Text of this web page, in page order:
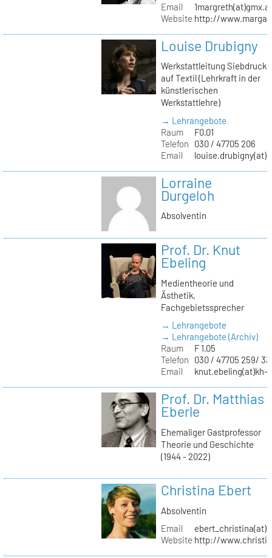
Email
Website http://
Louise Drubigny
Werkstattleitung Siebdruck
auf Textil (Lehrkraft in der
künstlerischen
Werkstattlehre)
→ Lehrangebote
Raum
F0.01
Telefon
030 / 47705 206
Email
Lorraine
Durgeloh
Absolventin
Prof. Dr. Knut
Ebeling
Medientheorie und
Ästhetik,
Fachgebietssprecher
→ Lehrangebote
→ Lehrangebote (Archiv)
Raum
F 1.05
Telefon
030 / 47705 259/
Email
knut.ebeling(at)kh-
Prof. Dr. Matthias
Eberle
Ehemaliger Gastprofessor
Theorie und Geschichte
(1944 - 2022)
Christina Ebert
Absolventin
Email
Website http://